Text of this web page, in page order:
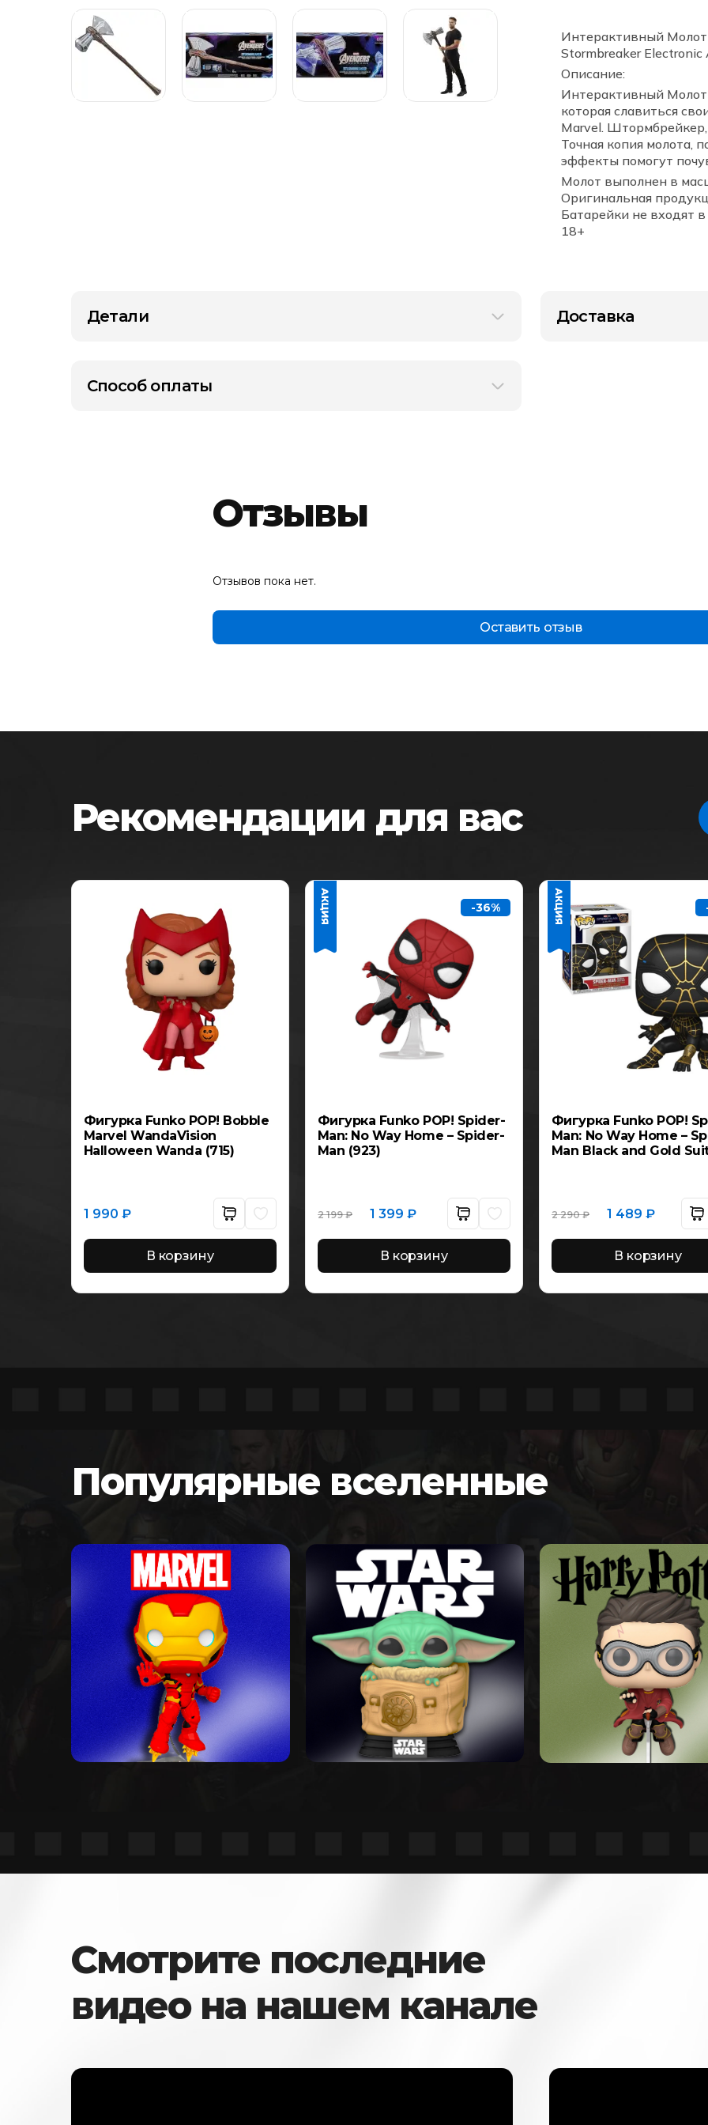
Штормбрейкер
(Marvel
Legends
Stormbreaker
Electronic
Axe)
EXCLUSIVE
Интерактивный
Stormbreaker Electronic
Описание:
Интерактивный Молот
которая славиться
Marvel.
Точная копия молота,
эффекты помогут
Молот выполнен в
Оригинальная
Батарейки не входят
18+
Детали Доставка
Способ оплаты
Отзывы
Отзывов пока нет.
Оставить отзыв
Рекомендации для вас
можно
выбрать
Фигурка Funko POP! Bobble
Marvel WandaVision
Halloween Wanda (715)
1 990 ₽
В корзину
-36%
Фигурка Funko POP! Spider-
Man: No Way Home – Spider-
Man (923)
2 199₽ Первоначальная
цена
199 ₽.
1 399 ₽Текущая
В корзину
Фигурка Funko POP!
Man: No Way Home –
Man Black and Gold
2 290₽ Первоначальная
цена
290 ₽.
1 489 ₽Текущая
В корзину
Популярные вселенные
Смотрите последние
видео на нашем канале